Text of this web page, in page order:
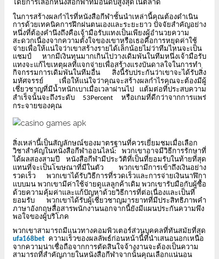
โดยการเลือกหนังสือกีฬาที่มีอันดับสูงสุดในตลาด
ในการสร้างผลกำไรที่หนังสือกีฬาชั้นนำเหล่านี้คุณต้องดำเนิน
การด้วยเทคนิคการฝึกฝนตนเองและระยะยาว ปัจจัยสำคัญอย่าง
หนึ่งที่ต้องคำนึงถึงคือเจ้ามือรับแทงเป็นเพียงผู้อำนวยความ
สะดวกเนื่องจากความตั้งใจของเขาหรือเธอคือการหยุดค่าใช้
จ่ายเพื่อให้แน่ใจว่าเขาสร้างรายได้เล็กน้อยไม่ว่าทีมไหนจะเป็น
แชมป์
หากมีเงินทุนมากเกินไปวางเดิมพันในทีมหนึ่งเจ้ามือรับ
แทงจะแก้ไขเหตุผลที่แจกจ่ายเพื่อสร้างแรงบันดาลใจในการทำ
กิจกรรมการเดิมพันในทีมอื่น
สิ่งนี้รับประกันว่าเขาจะได้รับสิ่ง
มหัศจรรย์
เพื่อให้แน่ใจว่าคุณจะสร้างผลกำไรคุณจะต้องมีผู้
เชี่ยวชาญที่มีน้ำหนักเบาเมื่อเวลาผ่านไป
แต้มต่อที่ประสบความ
สำเร็จนั้นจะถึงระดับ 53Percent หรือเกมที่ดีกว่าจากการแพร่
กระจายของคุณ
สิ่งเหล่านี้เป็นสัญลักษณ์ของมาตรฐานที่ควรเยี่ยมชมเมื่อเลือก
วิชาสำคัญในหนังสือกีฬาออนไลน์: พวกเขาอาจมีวิธีการรักษาที่
ได้ผลสองสามปี
หนังสือกีฬามีประวัติที่เป็นที่ยอมรับในท้ายที่สุด
แทนที่จะเป็นโฆษณาที่มีในตัว
พวกเขามีการเข้าถึงเงินอย่าง
รวดเร็ว
พวกเขาได้รับวิธีการที่รวดเร็วและการจ่ายเงินนาฬิกา
แบบมน พวกเขามีค่าใช้จ่ายดูแลลูกค้าเดิม พวกเขารับมือกับผู้ซื้อ
ด้วยความคุ้มค่าและแก้ปัญหาด้วยวิธีการที่ต่อเนื่องและเป็นที่
ยอมรับ
พวกเขาได้รับผู้เชี่ยวชาญมารยาทที่มีประสิทธิภาพคำ
ภาษาอังกฤษสื่อสารพนักงานนอกจากนี้ยังมีแผนประกันความพึง
พอใจของผู้บริโภค
พวกเขาสามารถมีแนวทางคอมพิวเตอร์ส่วนบุคคลที่ทันสมัยที่สุด
ufa168bet ความเร็วของผลลัพธ์ก่อนหน้านี้ที่นำเสนอนอกเหนือ
จากความน่าเชื่อถือจากการตัดสินใจจ้างงานจะต้องเป็นความ
สามารถที่สำคัญภายในหนังสือกีฬาจากนั้นคุณเลือกแน่นอน